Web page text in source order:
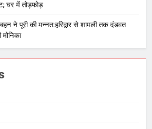
घर में तोड़फोड़
ने पूरी की मन्नत:हरिद्वार से शामली तक दंडवत